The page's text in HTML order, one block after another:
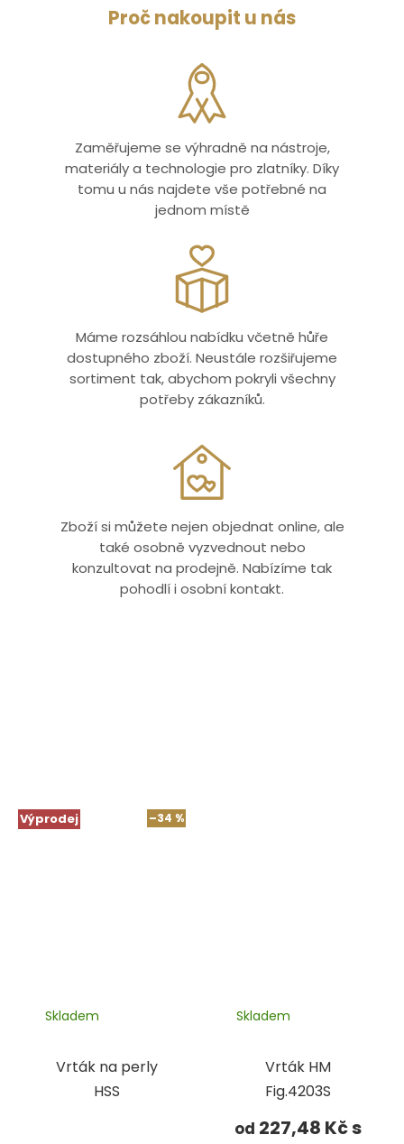
Proč nakoupit u nás
Zaměřujeme se výhradně na nástroje,
materiály a technologie pro zlatníky. Díky
tomu u nás najdete vše potřebné na
jednom místě
Máme rozsáhlou nabídku včetně hůře
dostupného zboží. Neustále rozšiřujeme
sortiment tak, abychom pokryli všechny
potřeby zákazníků.
Zboží si můžete nejen objednat online, ale
také osobně vyzvednout nebo
konzultovat na prodejně. Nabízíme tak
pohodlí i osobní kontakt.
Výprodej –34 %
Vrták na perly
HSS
Skladem
Vrták HM
Fig.4203S
Skladem
od 227,48 Kč